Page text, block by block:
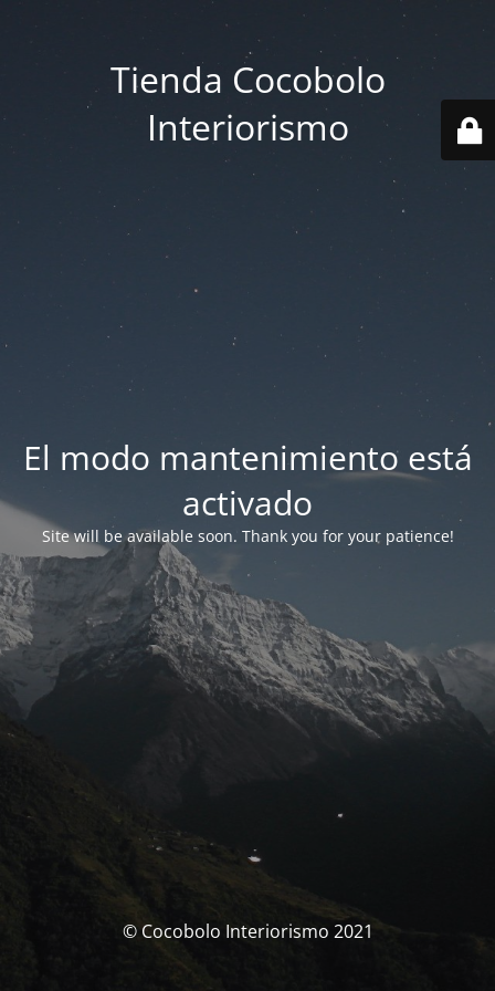
Tienda Cocobolo
Interiorismo
El modo mantenimiento está
activado
Site will be available soon. Thank you for your patience!
© Cocobolo Interiorismo 2021